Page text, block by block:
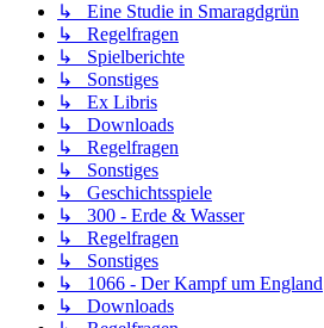
↳ Eine Studie in Smaragdgrün
↳ Regelfragen
↳ Spielberichte
↳ Sonstiges
↳ Ex Libris
↳ Downloads
↳ Regelfragen
↳ Sonstiges
↳ Geschichtsspiele
↳ 300 - Erde & Wasser
↳ Regelfragen
↳ Sonstiges
↳ 1066 - Der Kampf um England
↳ Downloads